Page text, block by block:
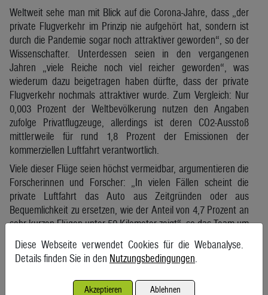
Weltweit sehe man mit Blick auf die Corona-Jahre, dass „der
private Flugverkehr im Prinzip nie aufgehört hat, sondern ist
durch die Pandemie sogar noch attraktiver geworden“, so der
Wissenschafter. Unterdessen seien in den vergangenen
Jahren „viele Reiche noch viel reicher geworden“, was
wiederum dazu beigetragen haben dürfte, dass der private
Flugverkehr nochmals attraktiver wurde. Zum Vergleich: Nur
0,003 Prozent der Weltbevölkerung nutzen den Angaben
zufolge Privatflugzeuge, allerdings ist deren CO2-Ausstoß
mittlerweile für rund 1,8 Prozent der Emissionen der
kommerziellen Luftfahrt verantwortlich.
Viele dieser Flüge seien höchst vermeidbar, argumentieren die
Forscherinnen und Forscher: „In vielen Fällen scheint die
private Luftfahrt das Auto aus Zeitgründen oder aus
Bequemlichkeit zu ersetzen, wie der Anteil von 4,7 Prozent an
sehr kurzen Flügen unter 50 Kilometer zeigt“, so das Team um
Sogwirkung auf Superreiche genauer angesehen hat.
war das Aufkommen von Privatflugzeugen demnach jeweils
Diese Webseite verwendet Cookies für die Webanalyse.
Details finden Sie in den Nutzungsbedingungen.
Akzeptieren Ablehnen